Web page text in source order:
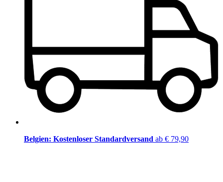
Belgien: Kostenloser Standardversand ab € 79,90